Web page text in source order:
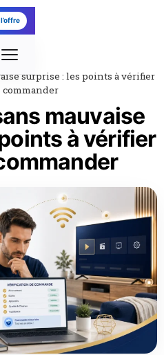
surprise : les points à vérifier
commander
mauvaise
à vérifier